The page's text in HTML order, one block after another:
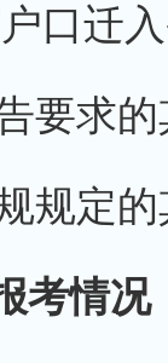
口迁
要求
规定
考情况